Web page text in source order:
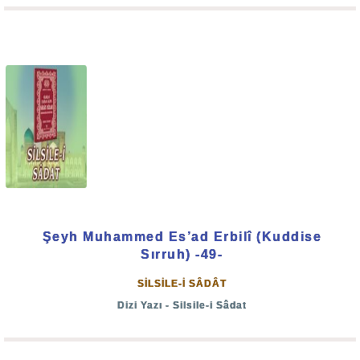
(Sâd: 84-85)
Bu ilâhî beyan, Allah-u Teâlâ’nın emrini ve hükmünü bırakıp
da şeytana uyan herkes için azap bildiren bir tehdittir.
Onlar o fena hareketlerinin cezasına kavuşmuş
olacaklardır. Bu ise fıtrî kabiliyetlerini kötüye
Tarih boyunca hak-bâtıl mücâdelesinin esası budur.
“Hizbüşşeytan”devamlı surette mücâdele
hâlinde bulunmuşlardır.
Şeyh Muhammed Es’ad Erbilî (Kuddise
Sırruh) -49-
SİLSİLE-İ SÂDÂT
Dizi Yazı - Silsile-i Sâdat